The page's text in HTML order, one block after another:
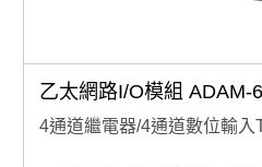
乙太網路I/O模組 ADAM-
4通道繼電器/4通道數位輸入